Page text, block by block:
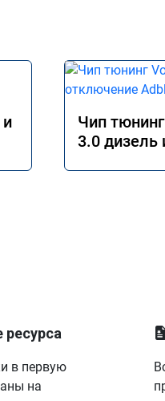
Чип
3.0 дизель
ресурса
в первую
на